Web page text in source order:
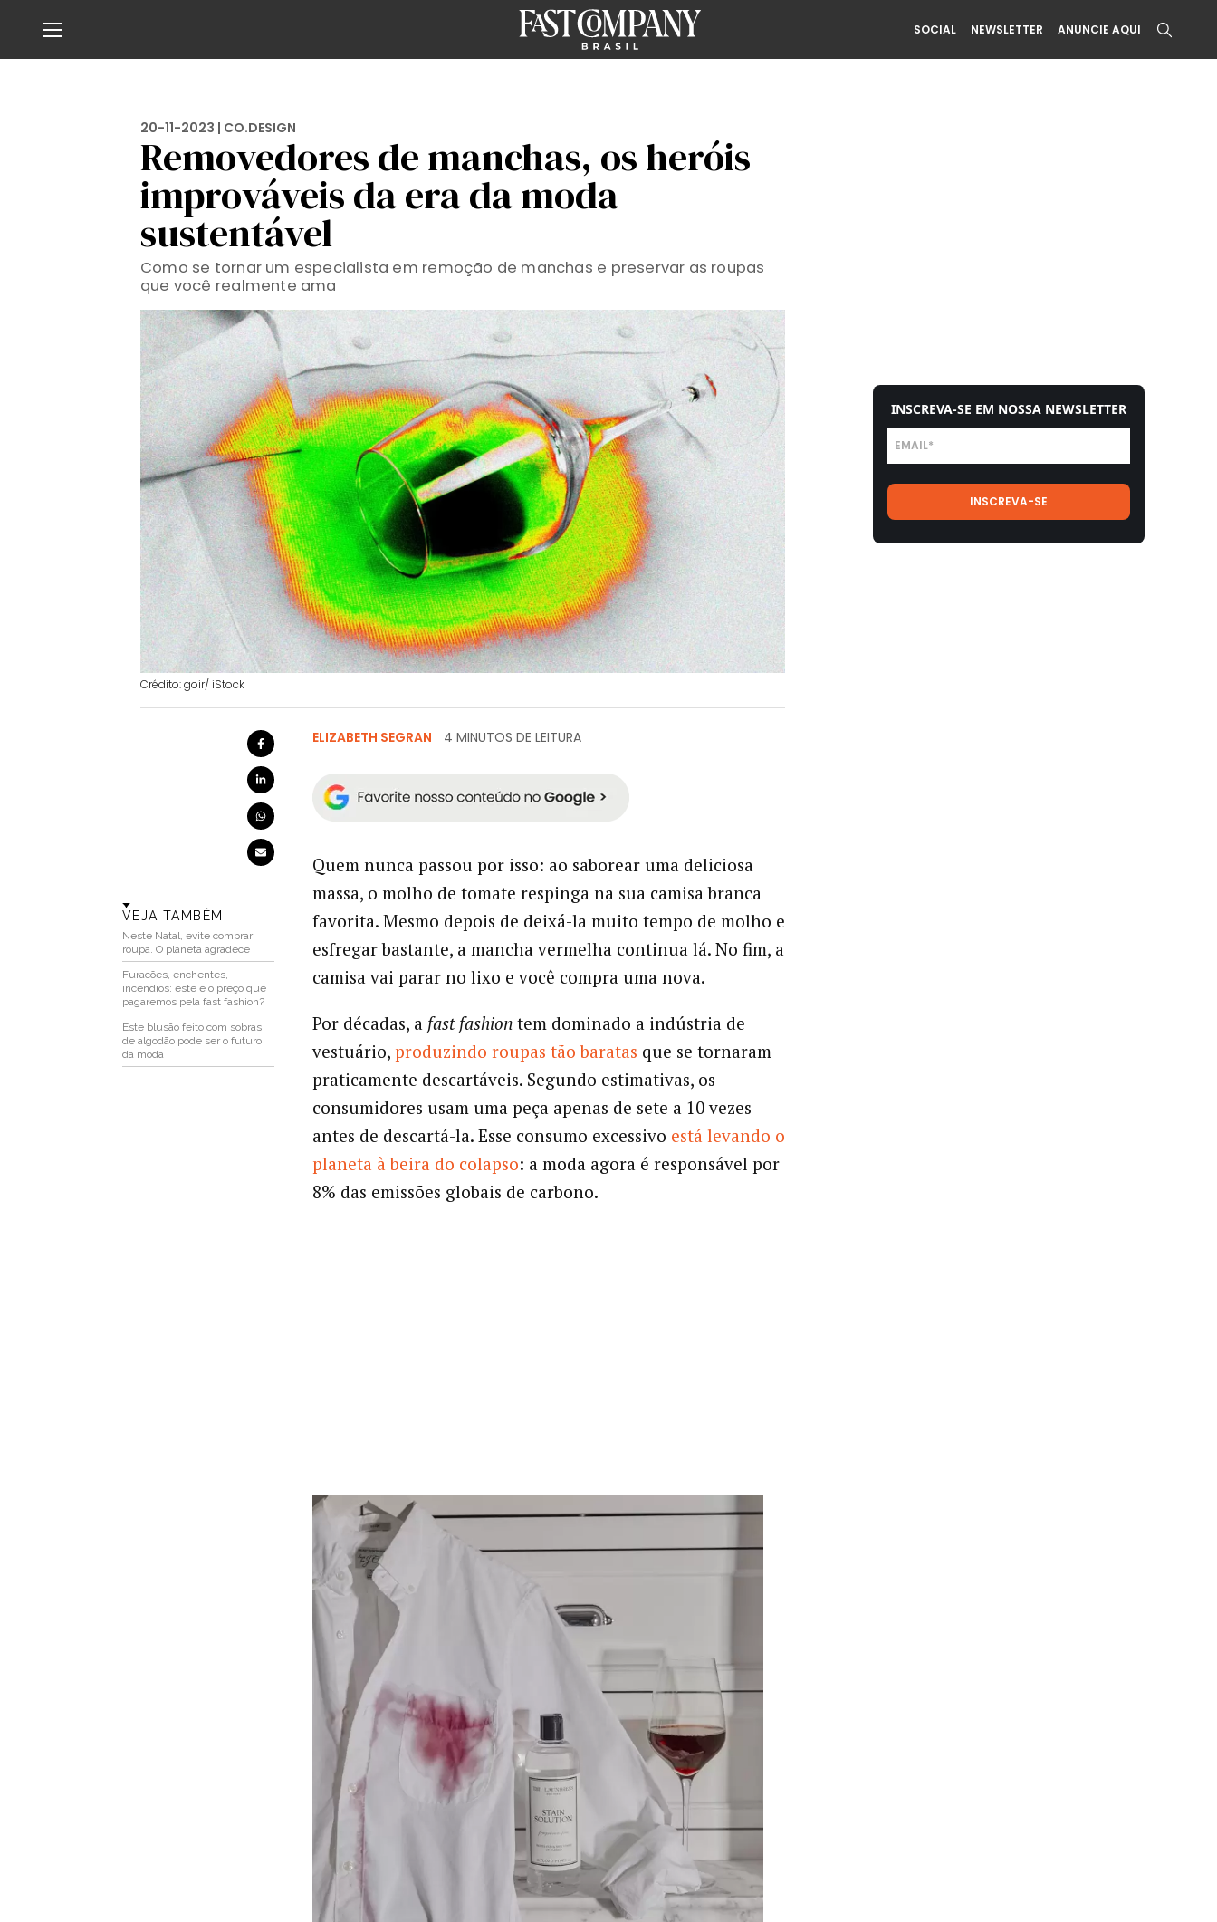
SOCIAL NEWSLETTER ANUNCIE AQUI
20-11-2023 | CO.DESIGN
Removedores de manchas, os heróis
improváveis da era da moda
sustentável
Como se tornar um especialista em remoção de manchas e preservar as roupas
que você realmente ama
Crédito: goir/ iStock
VEJA TAMBÉM
Neste Natal, evite comprar
roupa. O planeta agradece
Furacões, enchentes,
incêndios: este é o preço que
pagaremos pela fast fashion?
Este blusão feito com sobras
de algodão pode ser o futuro
da moda
ELIZABETH SEGRAN 4 MINUTOS DE LEITURA
Quem nunca passou por isso: ao saborear uma deliciosa
massa, o molho de tomate respinga na sua camisa branca
favorita. Mesmo depois de deixá-la muito tempo de molho e
esfregar bastante, a mancha vermelha continua lá. No fim, a
camisa vai parar no lixo e você compra uma nova.
Por décadas, a fast fashiontem dominado a indústria de
vestuário, produzindo roupas tão baratas que se tornaram
praticamente descartáveis. Segundo estimativas, os
consumidores usam uma peça apenas de sete a 10 vezes
antes de descartá-la. Esse consumo excessivo está levando o
planeta à beira do colapso: a moda agora é responsável por
8% das emissões globais de carbono.
INSCREVA-SE EM NOSSA NEWSLETTER